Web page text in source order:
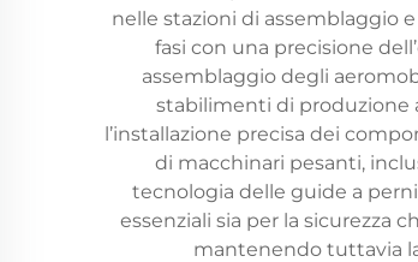
nelle stazioni di assemblaggio
fasi con una precisione
assemblaggio degli
stabilimenti di produzione
l’installazione precisa dei
di macchinari pesanti,
tecnologia delle guide a
essenziali sia per la sicurezza
mantenendo tuttavia